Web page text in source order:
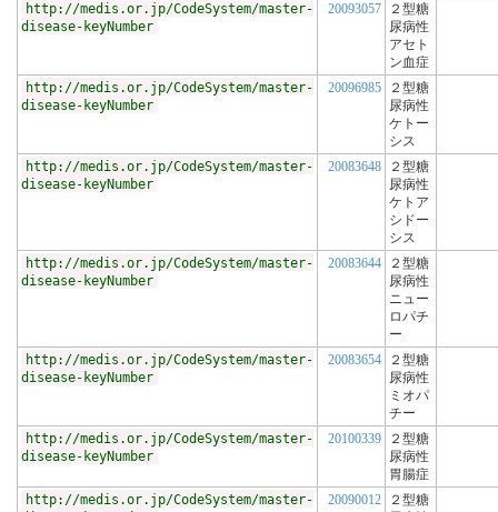
http://medis.or.jp/CodeSystem/master-
disease-keyNumber
20093057
２型糖
尿病性
アセト
ン血症
http://medis.or.jp/CodeSystem/master-
disease-keyNumber
20096985
２型糖
尿病性
ケトー
シス
http://medis.or.jp/CodeSystem/master-
disease-keyNumber
20083648
２型糖
尿病性
ケトア
シドー
シス
http://medis.or.jp/CodeSystem/master-
disease-keyNumber
20083644
２型糖
尿病性
ニュー
ロパチ
ー
http://medis.or.jp/CodeSystem/master-
disease-keyNumber
20083654
２型糖
尿病性
ミオパ
チー
http://medis.or.jp/CodeSystem/master-
disease-keyNumber
20100339
２型糖
尿病性
胃腸症
http://medis.or.jp/CodeSystem/master-
20090012
２型糖